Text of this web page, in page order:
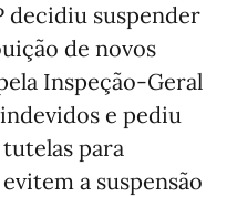
decidiu suspender
de novos
Inspeção-Geral
e pediu
para
a suspensão